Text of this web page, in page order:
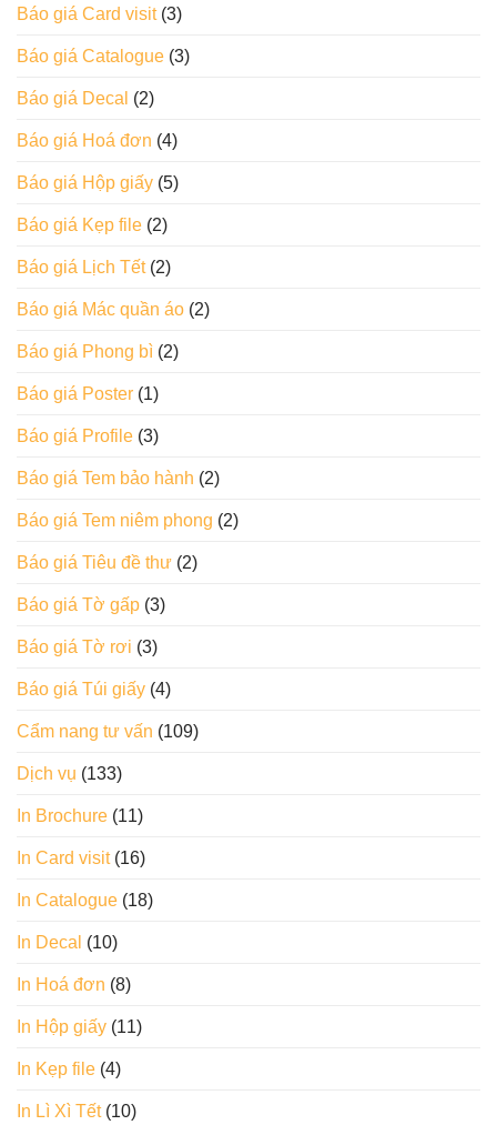
Báo giá Card visit(3)
Báo giá Catalogue (3)
Báo giá Decal (2)
Báo giá Hoá đơn (4)
Báo giá Hộp giấy (5)
Báo giá Kẹp file (2)
Báo giá Lịch Tết(2)
Báo giá Mác quần áo (2)
Báo giá Phong bì (2)
Báo giá Poster (1)
Báo giá Profile (3)
Báo giá Tem bảo hành (2)
Báo giá Tem niêm phong (2)
Báo giá Tiêu đề thư (2)
Báo giá Tờ gấp (3)
Báo giá Tờ rơi (3)
Báo giá Túi giấy (4)
Cẩm nang tư vấn (109)
Dịch vụ (133)
In Brochure (11)
In Card visit(16)
In Catalogue (18)
In Decal (10)
In Hoá đơn (8)
In Hộp giấy (11)
In Kẹp file (4)
In Lì Xì Tết(10)